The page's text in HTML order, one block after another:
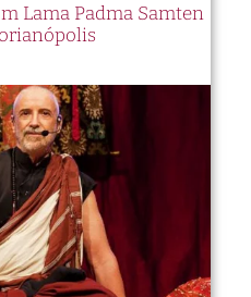
Lama Padma Samten